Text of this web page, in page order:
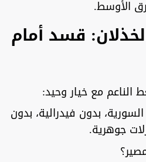
الأوسط.
قسد أمام
الناعم مع خيار وحيد:
بدون فيدرالية، بدون
جوهرية.